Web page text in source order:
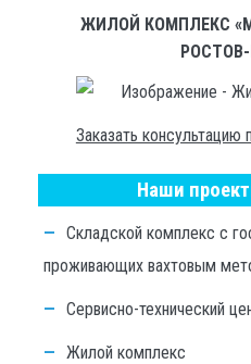
ЖИЛОЙ КОМПЛЕКС
Заказать консультацию
Наши
Складской комплекс с
проживающих вахтовым
Сервисно-технический
Жилой комплекс